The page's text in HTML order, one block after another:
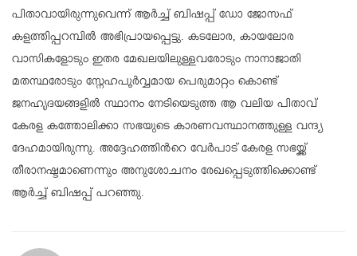
പിതാവായിരുന്നുവെന്ന് ആർച്ച് ബിഷപ്പ് ഡോ ജോസഫ്
കളത്തിപ്പറമ്പിൽ അഭിപ്രായപ്പെട്ടു. കടലോര, കായലോര
വാസികളോടും ഇതര മേഖലയിലുള്ളവരോടും നാനാജാതി
മതസ്ഥരോടും സ്നേഹപൂർവ്വമായ പെരുമാറ്റം കൊണ്ട്
ജനഹൃദയങ്ങളിൽ സ്ഥാനം നേടിയെടുത്ത ആ വലിയ പിതാവ്
കേരള കത്തോലിക്കാ സഭയുടെ കാരണവസ്ഥാനത്തുള്ള വന്ദ്യ
ദേഹമായിരുന്നു. അദ്ദേഹത്തിൻറെ വേർപാട് കേരള സഭയ്ക്ക്
തീരാനഷ്ടമാണെന്നും അനുശോചനം രേഖപ്പെടുത്തിക്കൊണ്ട്
ആർച്ച് ബിഷപ്പ് പറഞ്ഞു.